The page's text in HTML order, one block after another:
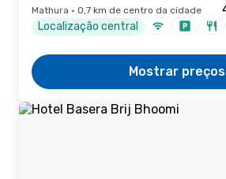
Mathura · 0,7 km de centro da cidade
Localização central
Mostrar preços